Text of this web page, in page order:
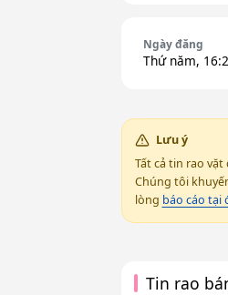
Ngày đăng
Thứ năm,
Lưu ý
Tất cả tin rao
Chúng tôi
lòng báo cáo tại
Tin rao